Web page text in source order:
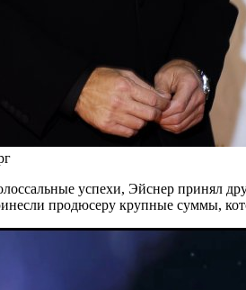
успехи, Эйснер принял
продюсеру крупные суммы,